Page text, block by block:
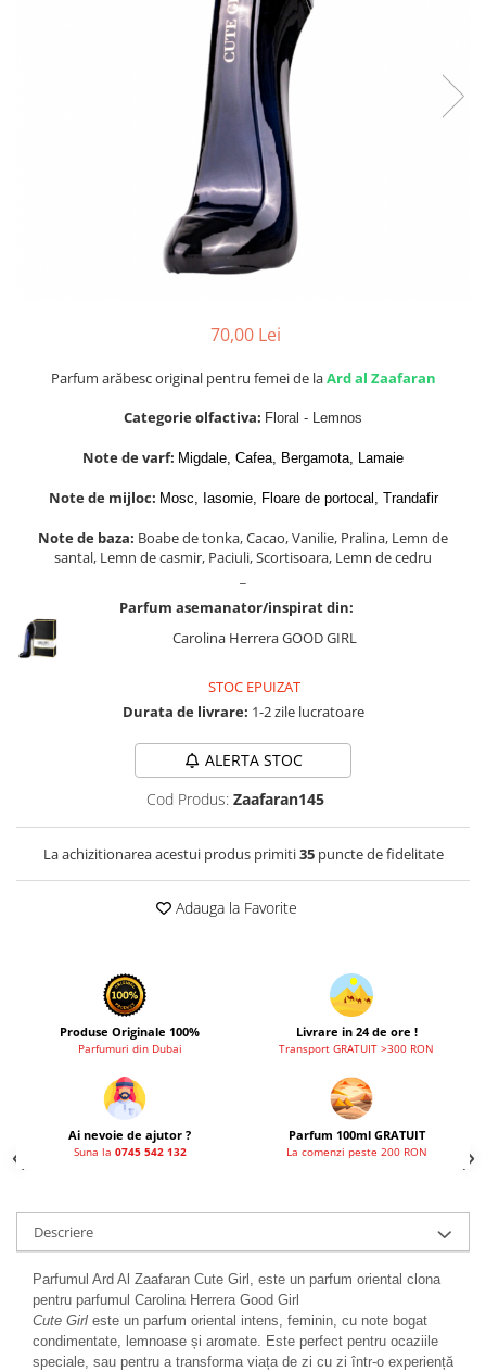
Wadi al Khaleej
Zaien
Zirconia
70,00 Lei
Parfum arăbesc original pentru femei de laArd al Zaafaran
Categorie olfactiva: Floral - Lemnos
Note de varf: Migdale, Cafea, Bergamota, Lamaie
Note de mijloc: Mosc, Iasomie, Floare de portocal, Trandafir
Note de baza: Boabe de tonka, Cacao, Vanilie, Pralina, Lemn de
santal, Lemn de casmir, Paciuli, Scortisoara, Lemn de cedru
Parfum asemanator/inspirat din:
Carolina Herrera GOOD GIRL
STOC EPUIZAT
Durata de livrare: 1-2 zile lucratoare
ALERTA STOC
Cod Produs: Zaafaran145
La achizitionarea acestui produs primiti35puncte de fidelitate
Adauga la Favorite
Produse Originale 100%
Parfumuri din Dubai
Livrare in 24 de ore !
Transport GRATUIT >300 RON
Ai nevoie de ajutor ?
Suna la 0745 542 132
Parfum 100ml GRATUIT
La comenzi peste 200 RON
Descriere
Parfumul Ard Al Zaafaran Cute Girl, este un parfum oriental clona
pentru parfumul Carolina Herrera Good Girl
Cute Girl este un parfum oriental intens, feminin, cu note bogat
condimentate, lemnoase și aromate. Este perfect pentru ocaziile
speciale, sau pentru a transforma viața de zi cu zi într-o experiență